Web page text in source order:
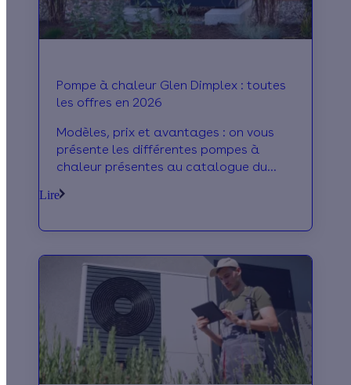
Pompe à chaleur Glen Dimplex : toutes
les offres en 2026
Modèles, prix et avantages : on vous
présente les différentes pompes à
chaleur présentes au catalogue du
Lire